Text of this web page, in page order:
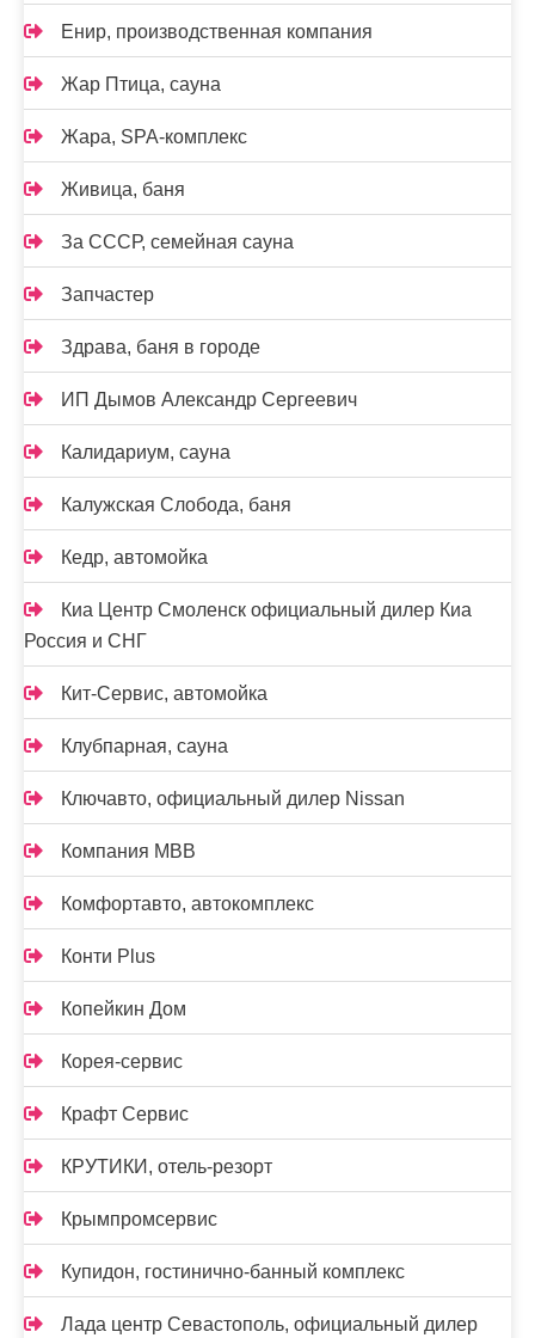
Енир, производственная компания
Жар Птица, сауна
Жара, SPA-комплекс
Живица, баня
За СССР, семейная сауна
Запчастер
Здрава, баня в городе
ИП Дымов Александр Сергеевич
Калидариум, сауна
Калужская Слобода, баня
Кедр, автомойка
Киа Центр Смоленск официальный дилер Киа
Россия и СНГ
Кит-Сервис, автомойка
Клубпарная, сауна
Ключавто, официальный дилер Nissan
Компания МВВ
Комфортавто, автокомплекс
Конти Plus
Копейкин Дом
Корея-сервис
Крафт Сервис
КРУТИКИ, отель-резорт
Крымпромсервис
Купидон, гостинично-банный комплекс
Лада центр Севастополь, официальный дилер